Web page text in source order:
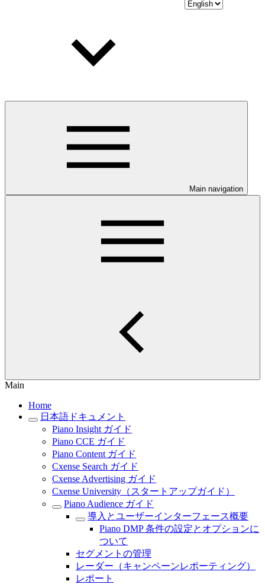
Main navigation
Main
Home
日本語ドキュメント
Piano Insight ガイド
Piano CCE ガイド
Piano Content ガイド
Cxense Search ガイド
Cxense Advertising ガイド
Cxense University（スタートアップガイド）
Piano Audience ガイド
導入とユーザーインターフェース概要
Piano DMP 条件の設定とオプションに
ついて
セグメントの管理
レーダー（キャンペーンレポーティング）
レポート